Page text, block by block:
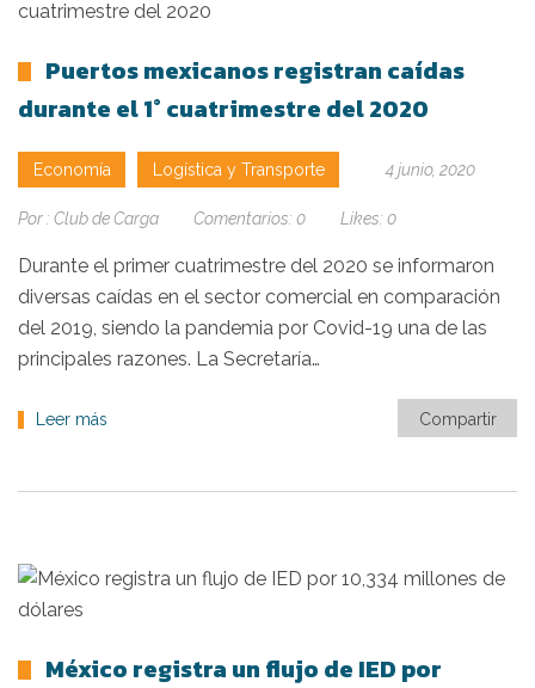
Puertos mexicanos registran caídas
durante el 1° cuatrimestre del 2020
Economía Logística y Transporte 4 junio, 2020
Por : Club de Carga Comentarios: 0 Likes: 0
Durante el primer cuatrimestre del 2020 se informaron
diversas caídas en el sector comercial en comparación
del 2019, siendo la pandemia por Covid-19 una de las
principales razones. La Secretaría…
Leer más Compartir
México registra un flujo de IED por